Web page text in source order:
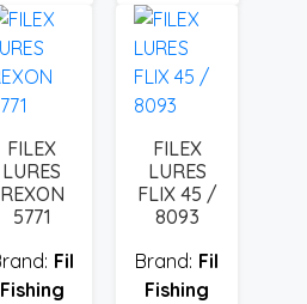
FILEX
LURES
REXON
5771
Fil
Fishing
FILEX
LURES
FLIX 45 /
8093
Fil
Fishing